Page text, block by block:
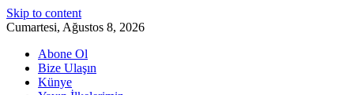
Skip to content
Cumartesi, Ağustos 8, 2026
Abone Ol
Bize Ulaşın
Künye